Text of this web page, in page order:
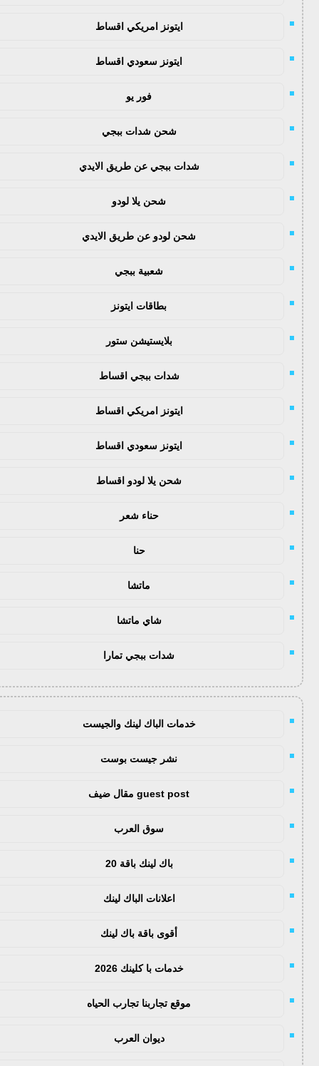
ايتونز امريكي اقساط
ايتونز سعودي اقساط
فور يو
شحن شدات ببجي
شدات ببجي عن طريق الايدي
شحن يلا لودو
شحن لودو عن طريق الايدي
شعبية ببجي
بطاقات ايتونز
بلايستيشن ستور
شدات ببجي اقساط
ايتونز امريكي اقساط
ايتونز سعودي اقساط
شحن يلا لودو اقساط
حناء شعر
حنا
ماتشا
شاي ماتشا
شدات ببجي تمارا
خدمات الباك لينك والجيست
نشر جيست بوست
guest post مقال ضيف
سوق العرب
باك لينك باقة 20
اعلانات الباك لينك
أقوى باقة باك لينك
خدمات با كلينك 2026
موقع تجاربنا تجارب الحياه
ديوان العرب